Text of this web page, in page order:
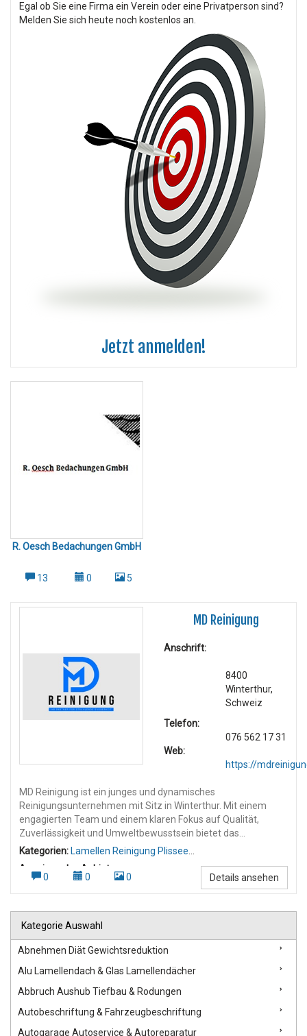
Egal ob Sie eine Firma ein Verein oder eine Privatperson sind?
Melden Sie sich heute noch kostenlos an.
Jetzt anmelden!
R. Oesch Bedachungen GmbH
13 0 5
MD Reinigung
Anschrift:
8400
Winterthur,
Schweiz
Telefon:
076 562 17 31
Web:
https://
MD Reinigung ist ein junges und dynamisches
Reinigungsunternehmen mit Sitz in Winterthur. Mit einem
engagierten Team und einem klaren Fokus auf Qualität,
Zuverlässigkeit und Umweltbewusstsein bietet das
Unternehmen professionelle Reinigungsdienstleistungen in
Reinigung deckt ein breites Spektrum an Reinigungsarbeiten
Neubauten Unterhaltsreinigungen für Privathaushalte und
Firmen Fenster-, Treppenhaus- und Spezialreinigungen
Gartenpflege und saisonale Außenarbeiten Stärken & Werte:
Das Unternehmen legt großen Wert auf: Kundennähe:
Persönlicher Kontakt und individuelle Beratung Qualität:
Anpassung an Kundenwünsche und Zeitpläne Nachhaltigkeit:
Umweltfreundliche Reinigungsmittel und
Kategorien: Lamellen Reinigung Plissee
Reinigung
Wohnungsreinigung
Umzugsreinigung
Wohnungsreinigung Umzugsreinigung,
Anzeigen des Anbieters:
0 0 0 Details ansehen
Kategorie Auswahl
Abnehmen Diät Gewichtsreduktion
Alu Lamellendach & Glas Lamellendächer
Abbruch Aushub Tiefbau & Rodungen
Autobeschriftung & Fahrzeugbeschriftung
Autogarage Autoservice & Autoreparatur